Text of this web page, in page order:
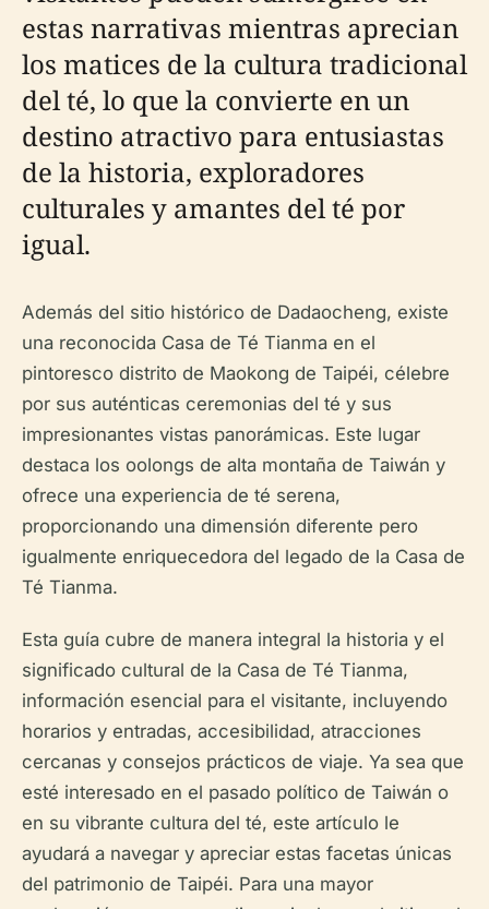
estas narrativas mientras aprecian
los matices de la cultura tradicional
del té, lo que la convierte en un
destino atractivo para entusiastas
de la historia, exploradores
culturales y amantes del té por
igual.
Además del sitio histórico de Dadaocheng, existe
una reconocida Casa de Té Tianma en el
pintoresco distrito de Maokong de Taipéi, célebre
por sus auténticas ceremonias del té y sus
impresionantes vistas panorámicas. Este lugar
destaca los oolongs de alta montaña de Taiwán y
ofrece una experiencia de té serena,
proporcionando una dimensión diferente pero
igualmente enriquecedora del legado de la Casa de
Té Tianma.
Esta guía cubre de manera integral la historia y el
significado cultural de la Casa de Té Tianma,
información esencial para el visitante, incluyendo
horarios y entradas, accesibilidad, atracciones
cercanas y consejos prácticos de viaje. Ya sea que
esté interesado en el pasado político de Taiwán o
en su vibrante cultura del té, este artículo le
ayudará a navegar y apreciar estas facetas únicas
del patrimonio de Taipéi. Para una mayor